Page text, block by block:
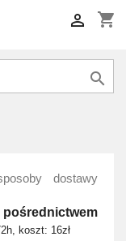
shopping_cart


dostawy
średnictwem
koszt: 16zł